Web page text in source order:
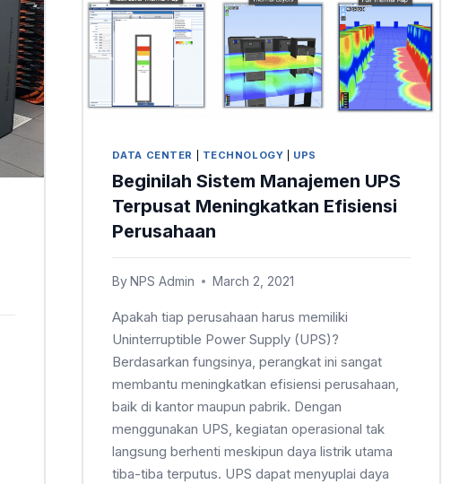
DATA CENTER TECHNOLOGY UPS
Beginilah Sistem Manajemen UPS
Terpusat Meningkatkan Efisiensi
Perusahaan
ByNPS Admin March 2, 2021
Apakah tiap perusahaan harus memiliki
Uninterruptible Power Supply (UPS)?
Berdasarkan fungsinya, perangkat ini sangat
membantu meningkatkan efisiensi perusahaan,
baik di kantor maupun pabrik. Dengan
menggunakan UPS, kegiatan operasional tak
langsung berhenti meskipun daya listrik utama
tiba-tiba terputus. UPS dapat menyuplai daya